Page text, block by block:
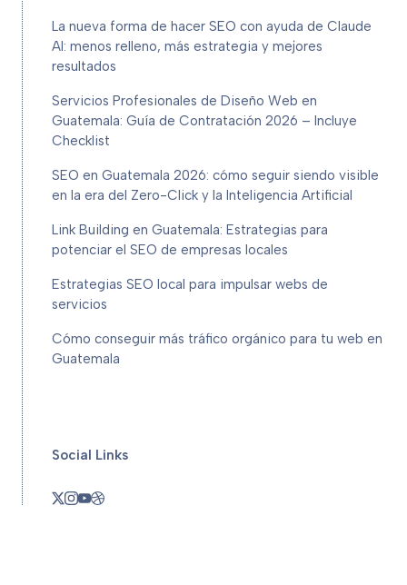
La nueva forma de hacer SEO con ayuda de Claude
AI: menos relleno, más estrategia y mejores
resultados
Servicios Profesionales de Diseño Web en
Guatemala: Guía de Contratación 2026 – Incluye
Checklist
SEO en Guatemala 2026: cómo seguir siendo visible
en la era del Zero-Click y la Inteligencia Artificial
Link Building en Guatemala: Estrategias para
potenciar el SEO de empresas locales
Estrategias SEO local para impulsar webs de
servicios
Cómo conseguir más tráfico orgánico para tu web en
Guatemala
Social Links